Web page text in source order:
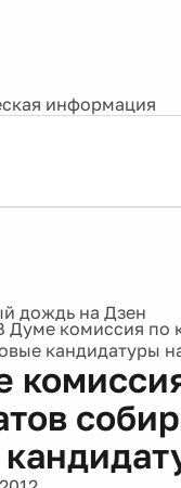
информация
Думе комиссия по
кандидатуры